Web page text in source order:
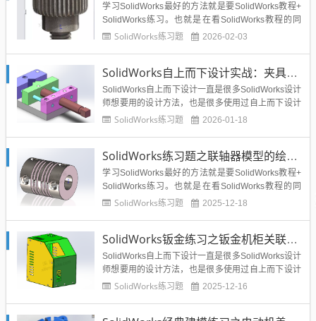
学习SolidWorks最好的方法就是要SolidWorks教程+
SolidWorks练习。也就是在看SolidWorks教程的同
时，一定要做SolidWorks练习，才能手脑并用，将So
就...
SolidWorks练习题 2026-02-03
SolidWorks自上而下设计实战：夹具的建模
SolidWorks自上而下设计一直是很多SolidWorks设计
师想要用的设计方法，也是很多使用过自上而下设计
而又不敢全套使用的方法。所以自上而下设计有优
SolidWorks练习题 2026-01-18
SolidWorks练习题之联轴器模型的绘制，简单
学习SolidWorks最好的方法就是要SolidWorks教程+
SolidWorks练习。也就是在看SolidWorks教程的同
时，一定要做SolidWorks练习，才能手脑并用，将So
就...
SolidWorks练习题 2025-12-18
SolidWorks钣金练习之钣金机柜关联设计练习，自上而下设计关联初体验
SolidWorks自上而下设计一直是很多SolidWorks设计
师想要用的设计方法，也是很多使用过自上而下设计
而又不敢全套使用的方法。所以自上而下设计有优
SolidWorks练习题 2025-12-16